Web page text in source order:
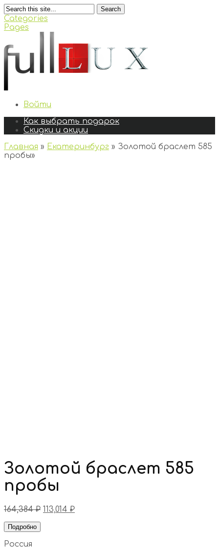
Search
Categories
Pages
Войти
Как выбрать подарок
Скидки и акции
Главная » Екатеринбург » Золотой браслет 585
пробы»
Золотой браслет 585
пробы
164,384₽ 113,014 ₽
Подробно
Россия